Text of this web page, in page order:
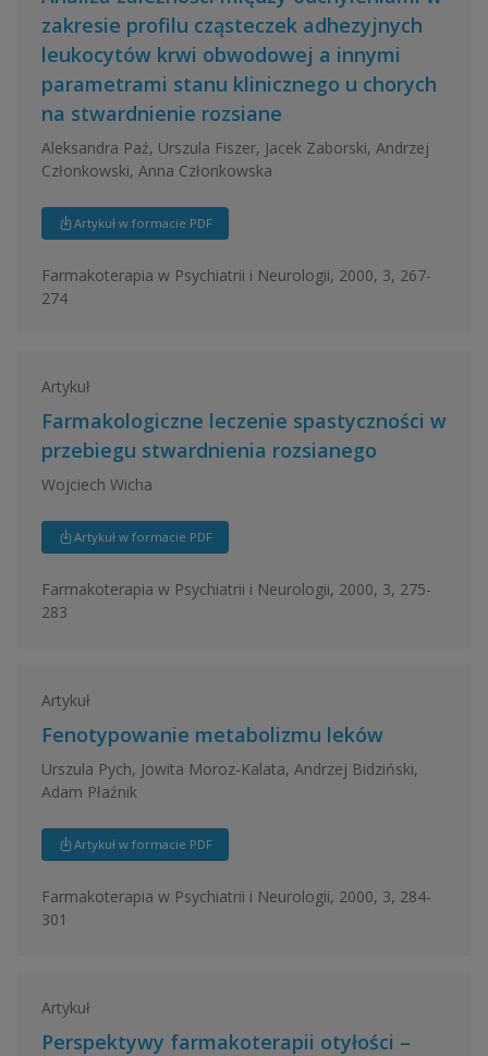
zakresie profilu cząsteczek adhezyjnych
leukocytów krwi obwodowej a innymi
parametrami stanu klinicznego u chorych
na stwardnienie rozsiane
Aleksandra Paź, Urszula Fiszer, Jacek Zaborski, Andrzej
Członkowski, Anna Członkowska
Artykuł w formacie PDF
Farmakoterapia w Psychiatrii i Neurologii, 2000, 3, 267-
274
Artykuł
Farmakologiczne leczenie spastyczności w
przebiegu stwardnienia rozsianego
Wojciech Wicha
Artykuł w formacie PDF
Farmakoterapia w Psychiatrii i Neurologii, 2000, 3, 275-
283
Artykuł
Fenotypowanie metabolizmu leków
Urszula Pych, Jowita Moroz-Kalata, Andrzej Bidziński,
Adam Płaźnik
Artykuł w formacie PDF
Farmakoterapia w Psychiatrii i Neurologii, 2000, 3, 284-
301
Artykuł
Perspektywy farmakoterapii otyłości –